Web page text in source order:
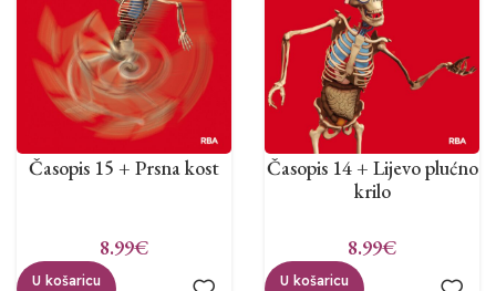
Časopis 15 + Prsna kost
8.99€
U košaricu
Časopis 14 + Lijevo plućno
krilo
8.99€
U košaricu